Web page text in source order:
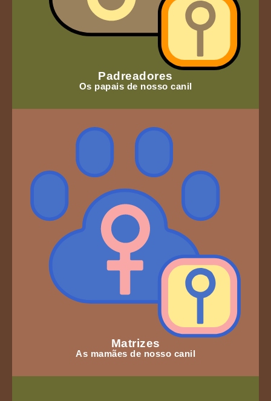
Padreadores
Os papais de nosso canil
Matrizes
As mamães de nosso canil